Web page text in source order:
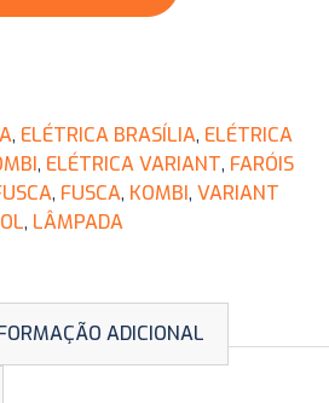
, ELÉTRICA BRASÍLIA, ELÉTRICA
, ELÉTRICA VARIANT, FARÓIS
, FUSCA, KOMBI, VARIANT
, LÂMPADA
ADICIONAL